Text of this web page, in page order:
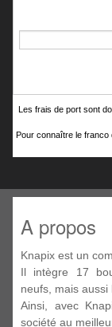
Les frais de port sont
Pour connaître le franco
A propos
Knapix est un
Il intègre 17
neufs, mais
Ainsi, avec
société au